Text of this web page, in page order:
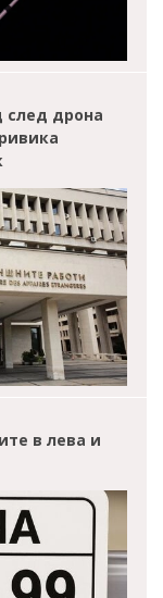
след дрона
в лева и